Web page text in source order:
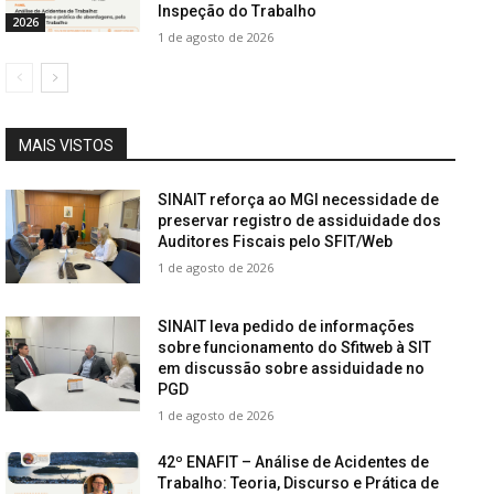
2026
Inspeção do Trabalho
1 de agosto de 2026
MAIS VISTOS
SINAIT reforça ao MGI necessidade de
preservar registro de assiduidade dos
Auditores Fiscais pelo SFIT/Web
1 de agosto de 2026
SINAIT leva pedido de informações
sobre funcionamento do Sfitweb à SIT
em discussão sobre assiduidade no
PGD
1 de agosto de 2026
42º ENAFIT – Análise de Acidentes de
Trabalho: Teoria, Discurso e Prática de